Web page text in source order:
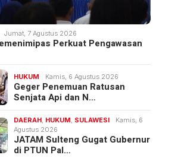
Jumat, 7 Agustus 2026
Perkuat Pengawasan
HUKUM Kamis, 6 Agustus 2026
Geger Penemuan Ratusan
Senjata Api dan N…
DAERAH, HUKUM, SULAWESI
Kamis, 6
Agustus 2026
JATAM Sulteng Gugat Gubernur
di PTUN Pal…